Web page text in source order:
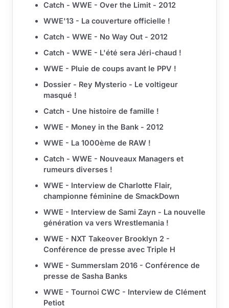
Catch - WWE - Over the Limit - 2012
WWE'13 - La couverture officielle !
Catch - WWE - No Way Out - 2012
Catch - WWE - L'été sera Jéri-chaud !
WWE - Pluie de coups avant le PPV !
Dossier - Rey Mysterio - Le voltigeur
masqué !
Catch - Une histoire de famille !
WWE - Money in the Bank - 2012
WWE - La 1000ème de RAW !
Catch - WWE - Nouveaux Managers et
rumeurs diverses !
WWE - Interview de Charlotte Flair,
championne féminine de SmackDown
WWE - Interview de Sami Zayn - La nouvelle
génération va vers Wrestlemania !
WWE - NXT Takeover Brooklyn 2 -
Conférence de presse avec Triple H
WWE - Summerslam 2016 - Conférence de
presse de Sasha Banks
WWE - Tournoi CWC - Interview de Clément
Petiot